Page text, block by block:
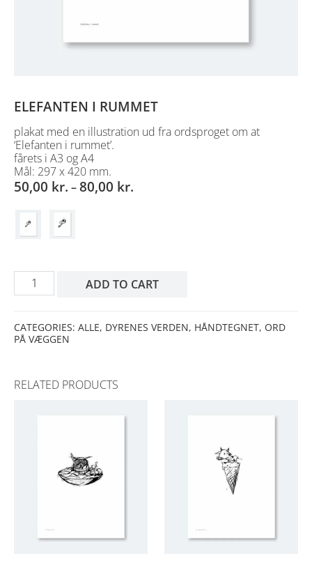
ELEFANTEN I RUMMET
plakat med en illustration ud fra ordsproget om at
‘Elefanten i rummet’.
fårets i A3 og A4
Mål: 297 x 420 mm.
50,00 kr. –80,00 kr.
ELEFANTEN
ADD TO CART
CATEGORIES: ALLE, DYRENES VERDEN, HÅNDTEGNET, ORD
PÅ VÆGGEN
RELATED PRODUCTS